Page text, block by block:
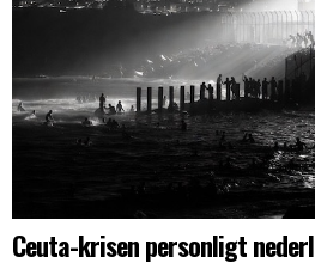
Ceuta-krisen personligt